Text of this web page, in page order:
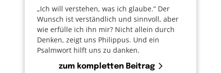
„Ich will verstehen, was ich glaube.“ Der
Wunsch ist verständlich und sinnvoll, aber
wie erfülle ich ihn mir? Nicht allein durch
Denken, zeigt uns Philippus. Und ein
Psalmwort hilft uns zu danken.
zum kompletten Beitrag